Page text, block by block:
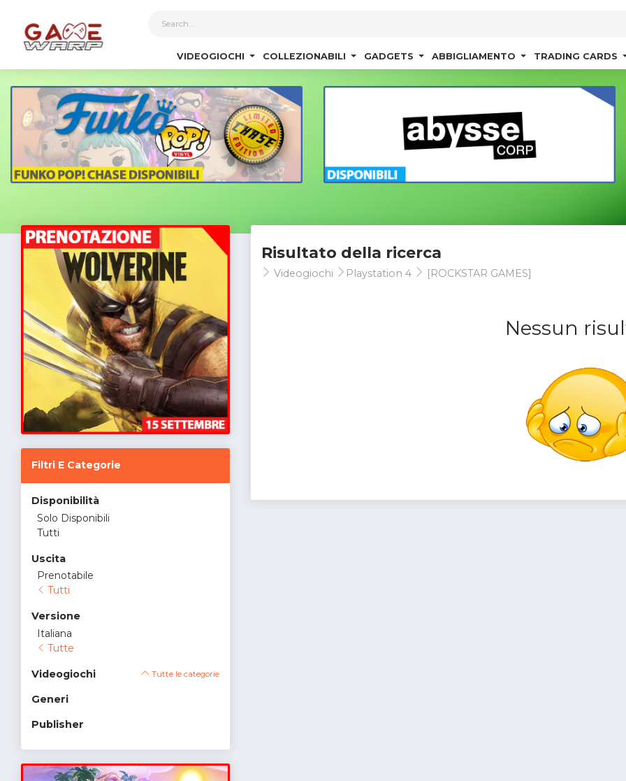
VIDEOGIOCHI COLLEZIONABILI GADGETS ABBIGLIAMENTO TRADING CARDS
Filtri E Categorie
Disponibilità
Solo Disponibili
Tutti
Uscita
Prenotabile
Tutti
Versione
Italiana
Tutte
Videogiochi Tutte le categorie
Generi
Publisher
Risultato della ricerca
Videogiochi Playstation 4 [ROCKSTAR GAMES]
Nessun